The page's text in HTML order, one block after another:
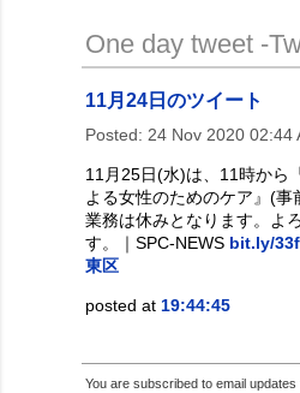
One day tweet -
11月24日のツイート
Posted: 24 Nov 2020 02:44
11月25日(水)は、11時から
よる女性のためのケア』(事
業務は休みとなります。よ
す。｜SPC-NEWS bit.ly/
東区
posted at 19:44:45
You are subscribed to email updates